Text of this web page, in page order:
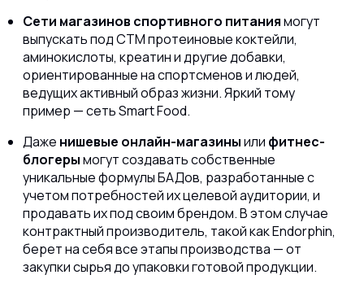
Сети магазинов спортивного питаниямогут
выпускать под СТМ протеиновые коктейли,
аминокислоты, креатин и другие добавки,
ориентированные на спортсменов и людей,
ведущих активный образ жизни. Яркий тому
пример — сеть Smart Food.
Даже нишевые онлайн-магазиныили фитнес-
блогерымогут создавать собственные
уникальные формулы БАДов, разработанные с
учетом потребностей их целевой аудитории, и
продавать их под своим брендом. В этом случае
контрактный производитель, такой как Endorphin,
берет на себя все этапы производства — от
закупки сырья до упаковки готовой продукции.